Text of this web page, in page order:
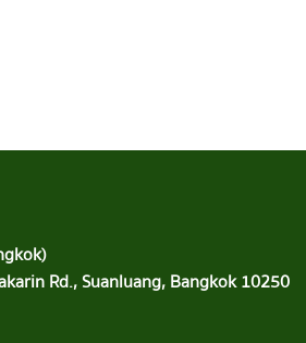
Rd., Suanluang, Bangkok 10250